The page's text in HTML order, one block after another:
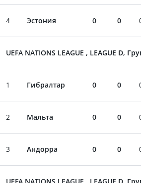
4 Эстония 0 0
UEFA NATIONS LEAGUE , LEAGUE D,
1 Гибралтар 0 0
2 Мальта 0 0
3 Андорра 0 0